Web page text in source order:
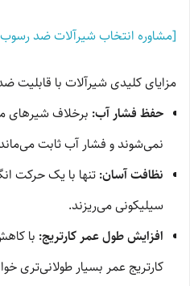
[مشاوره انتخاب شیرآلات ضد
مزایای کلیدی شیرآلات با قابلیت
حفظ فشار آب: برخلاف شیرهای
نمی‌شوند و فشار آب ثابت
نظافت آسان: تنها با یک حرکت
سیلیکونی می‌ریزند.
افزایش طول عمر کارتریج: با
کارتریج عمر بسیار طولانی‌تری